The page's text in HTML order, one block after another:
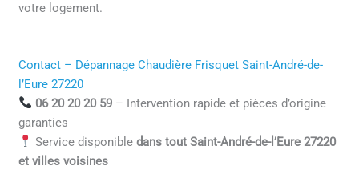
votre logement.
Contact – Dépannage Chaudière Frisquet Saint-André-de-
l’Eure 27220
06 20 20 20 59– Intervention rapide et pièces d’origine
garanties
Service disponible dans tout Saint-André-de-l’Eure 27220
et villes voisines